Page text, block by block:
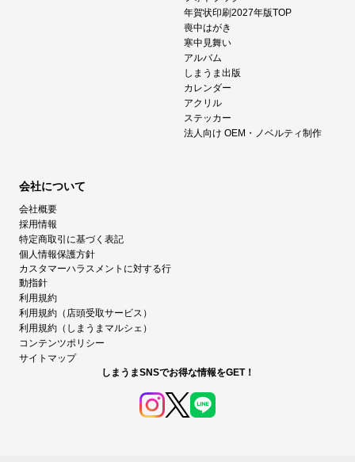
年賀状印刷2027年版TOP
喪中はがき
寒中見舞い
アルバム
しまうま出版
カレンダー
アクリル
ステッカー
法人向け OEM・ノベルティ制作
会社について
会社概要
採用情報
特定商取引に基づく表記
個人情報保護方針
カスタマーハラスメントに対する行
動指針
利用規約
利用規約（店頭受取サービス）
利用規約（しまうまマルシェ）
コンテンツポリシー
サイトマップ
しまうまSNSでお得な情報をGET！